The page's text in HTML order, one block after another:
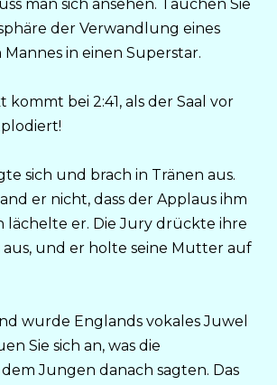
man sich ansehen. Tauchen Sie
der Verwandlung eines
in einen Superstar.
bei 2:41, als der Saal vor
sich und brach in Tränen aus.
er nicht, dass der Applaus ihm
lächelte er. Die Jury drückte ihre
und er holte seine Mutter auf
wurde Englands vokales Juwel
Sie sich an, was die
Jungen danach sagten. Das